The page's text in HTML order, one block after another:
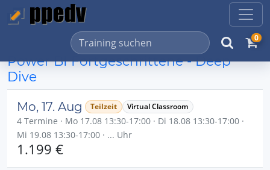
0
Power BI Fortgeschrittene - Deep
Dive
Mo, 17. Aug Teilzeit Virtual Classroom
4 Termine · Mo 17.08 13:30-17:00 · Di 18.08 13:30-17:00 ·
Mi 19.08 13:30-17:00 · ... Uhr
1.199 €